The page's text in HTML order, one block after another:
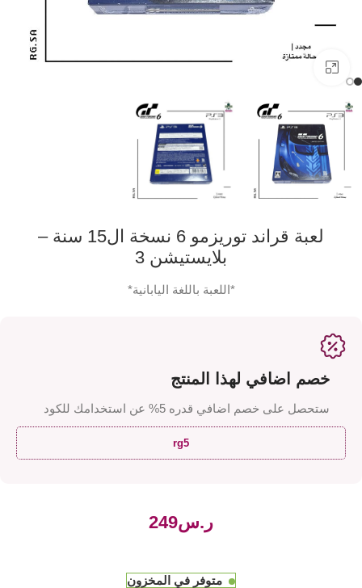
لعبة قراند توريزمو 6 نسخة ال15 سنة –
بلايستيشن 3
*اللعبة باللغة اليابانية*
خصم اضافي لهذا المنتج
ستحصل على خصم اضافي قدره 5% عن استخدامك للكود
rg5
ر.س
متوفر في المخزون